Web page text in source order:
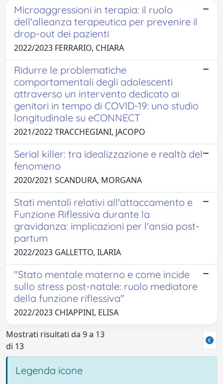
Microaggressioni in terapia: il ruolo
dell'alleanza terapeutica per prevenire il
drop-out dei pazienti
2022/2023 FERRARIO, CHIARA
Ridurre le problematiche
comportamentali degli adolescenti
attraverso un intervento dedicato ai
genitori in tempo di COVID-19: uno studio
longitudinale su eCONNECT
2021/2022 TRACCHEGIANI, JACOPO
Serial killer: tra idealizzazione e realtà del
fenomeno
2020/2021 SCANDURA, MORGANA
Stati mentali relativi all'attaccamento e
Funzione Riflessiva durante la
gravidanza: implicazioni per l'ansia post-
partum
2022/2023 GALLETTO, ILARIA
"Stato mentale materno e come incide
sullo stress post-natale: ruolo mediatore
della funzione riflessiva"
2022/2023 CHIAPPINI, ELISA
Mostrati risultati da 9 a 13
di 13
Legenda icone